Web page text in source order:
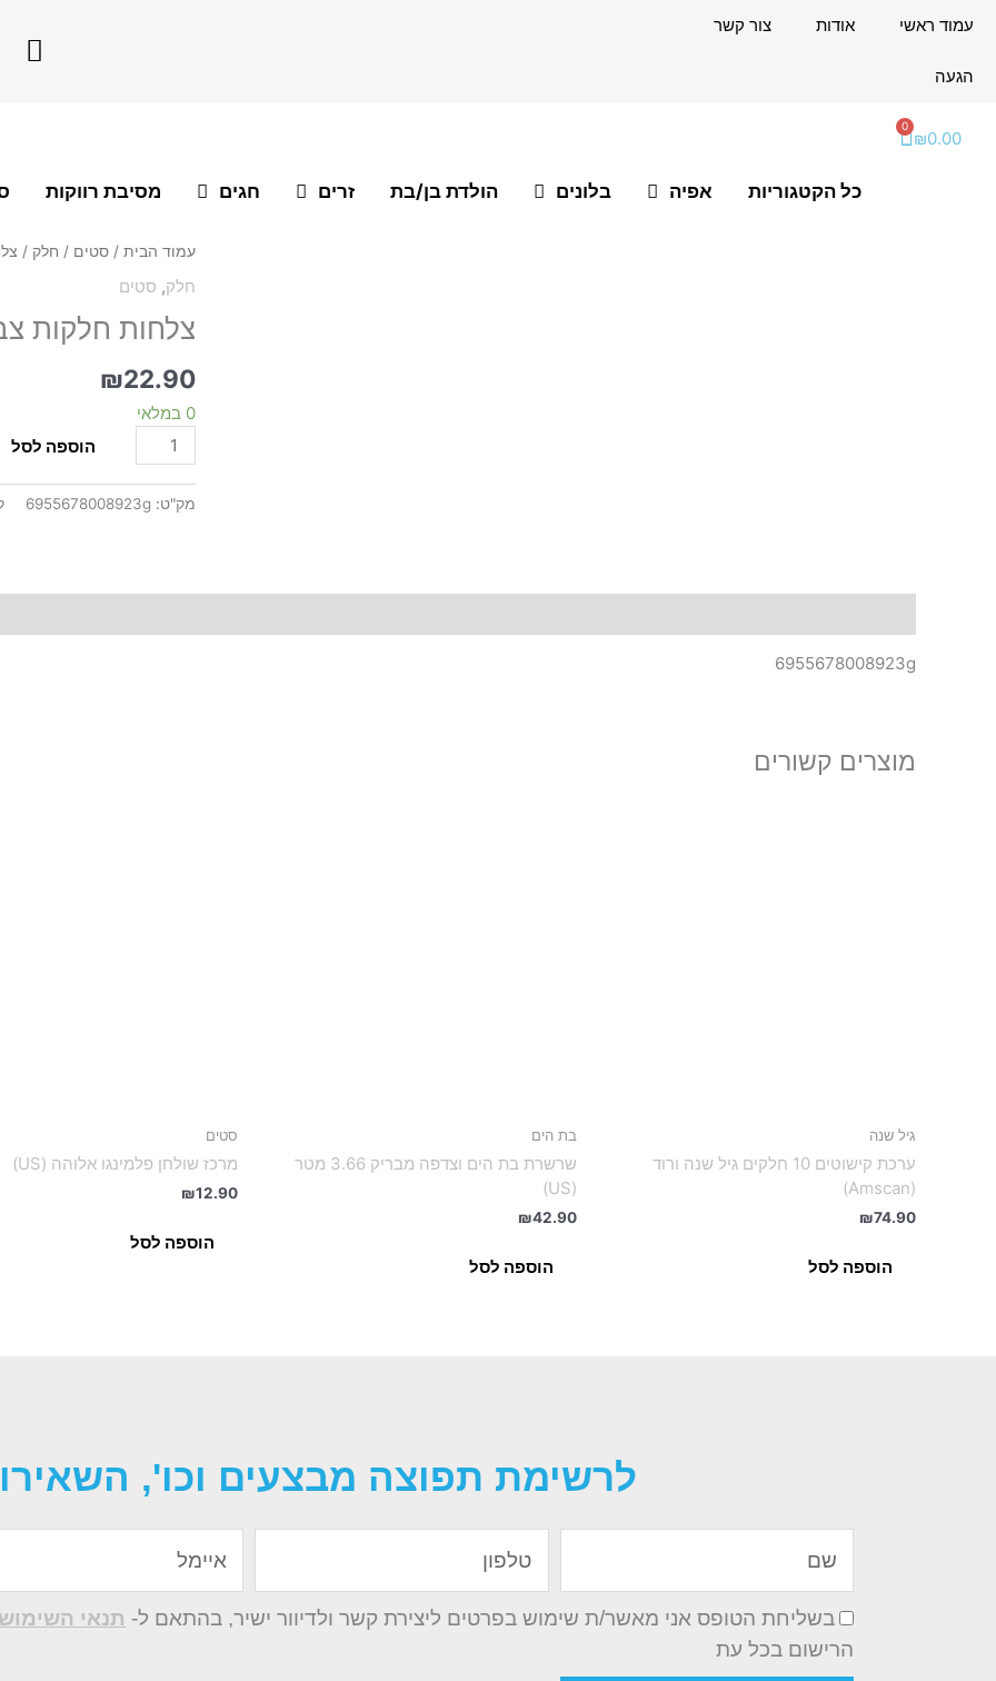
לתוכןעמוד ראשי אודות צור קשר
הגעה
F
a
k
₪0.00
0
עגלת
כל הקטגוריות אפיה בלונים הולדת בן/בת זרים חגים מסיבת רווקות
עמוד הבית / סטים / חלק /
חלק, סטים
צלחות חלקות צבע אדום
₪22.90
0 במלאי
כמות
של
צלחות
חלקות
אדום
יח'
בינוני
הוספה לסל
מק"ט: 6955678008923g
6955678008923g
מוצרים קשורים
גיל שנה
ערכת קישוטים 10 חלקים גיל שנה ורוד
(Amscan)
₪74.90
הוספה לסל
בת הים
שרשרת בת הים וצדפה מבריק 3.66 מטר
(US)
₪42.90
הוספה לסל
סטים
מרכז שולחן פלמינגו אלוהה (US)
₪12.90
הוספה לסל
לרשימת תפוצה מבצעים וכו',
בשליחת הטופס אני מאשר/ת שימוש בפרטים ליצירת קשר ולדיוור ישיר, בהתאם ל- תנאי
הרישום בכל עת